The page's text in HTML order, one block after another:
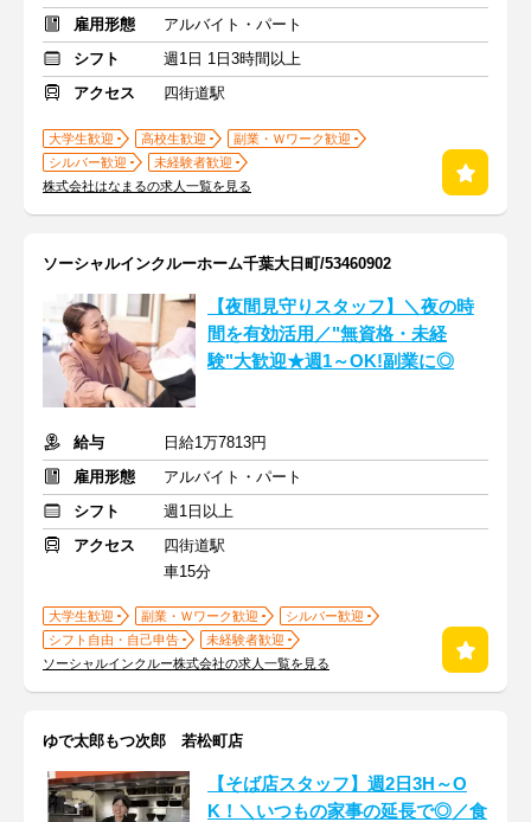
雇用形態
アルバイト・パート
シフト
週1日 1日3時間以上
アクセス
四街道駅
大学生歓迎 高校生歓迎
副業・Ｗワーク歓迎
シルバー歓迎
未経験者歓迎
株式会社はなまるの求人一覧を見る
ソーシャルインクルーホーム千葉大日町/53460902
【夜間見守りスタッフ】＼夜の時
間を有効活用／"無資格・未経
験"大歓迎★週1～OK!副業に◎
給与
日給1万7813円
雇用形態
アルバイト・パート
シフト
週1日以上
アクセス
四街道駅
車15分
大学生歓迎 副業・Ｗワーク歓迎
シルバー歓迎
シフト自由・自己申告
未経験者歓迎
ソーシャルインクルー株式会社の求人一覧を見る
ゆで太郎もつ次郎 若松町店
【そば店スタッフ】週2日3H～O
K！＼いつもの家事の延長で◎／食